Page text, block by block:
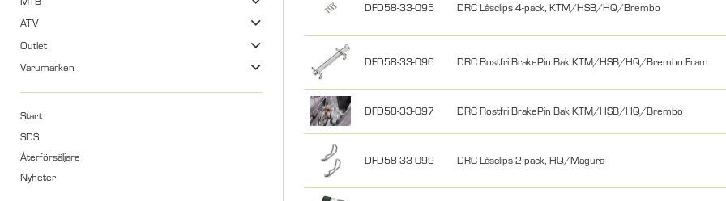
ATV
Outlet
Varumärken
Start
SDS
Återförsäljare
Nyheter
DFD58-33-095 DRC Låsclips 4-pack, KTM/HSB/HQ/Brembo
DFD58-33-096 DRC Rostfri BrakePin Bak KTM/HSB/HQ/Brembo Fram
DFD58-33-097 DRC Rostfri BrakePin Bak KTM/HSB/HQ/Brembo
DFD58-33-099 DRC Låsclips 2-pack, HQ/Magura